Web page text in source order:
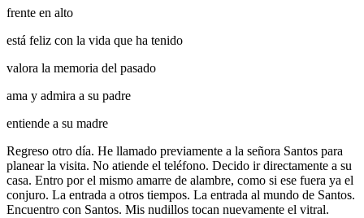
frente en alto
está feliz con la vida que ha tenido
valora la memoria del pasado
ama y admira a su padre
entiende a su madre
Regreso otro día. He llamado previamente a la señora Santos para
planear la visita. No atiende el teléfono. Decido ir directamente a su
casa. Entro por el mismo amarre de alambre, como si ese fuera ya el
conjuro. La entrada a otros tiempos. La entrada al mundo de Santos.
Encuentro con Santos. Mis nudillos tocan nuevamente el vitral.